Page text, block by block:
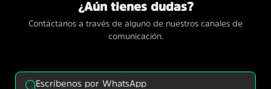
¿Aún tienes dudas?
Contáctanos a través de alguno de nuestros canales de
comunicación.
Escríbenos por WhatsApp